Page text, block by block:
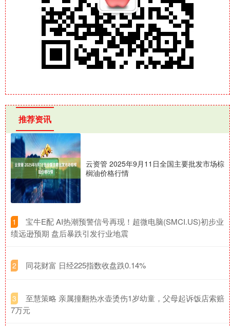
推荐资讯
云资管 2025年9月11日全国主要批发市场棕
榈油价格行情
1
​宝牛E配 AI热潮预警信号再现！超微电脑(SMCI.US)初步业
绩远逊预期 盘后暴跌引发行业地震
2 ​同花财富 日经225指数收盘跌0.14%
3
​至慧策略 亲属撞翻热水壶烫伤1岁幼童，父母起诉饭店索赔
7万元